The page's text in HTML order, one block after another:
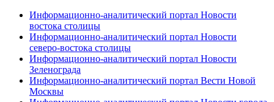
Информационно-аналитический портал Новости
востока столицы
Информационно-аналитический портал Новости
северо-востока столицы
Информационно-аналитический портал Новости
Зеленограда
Информационно-аналитический портал Вести Новой
Москвы